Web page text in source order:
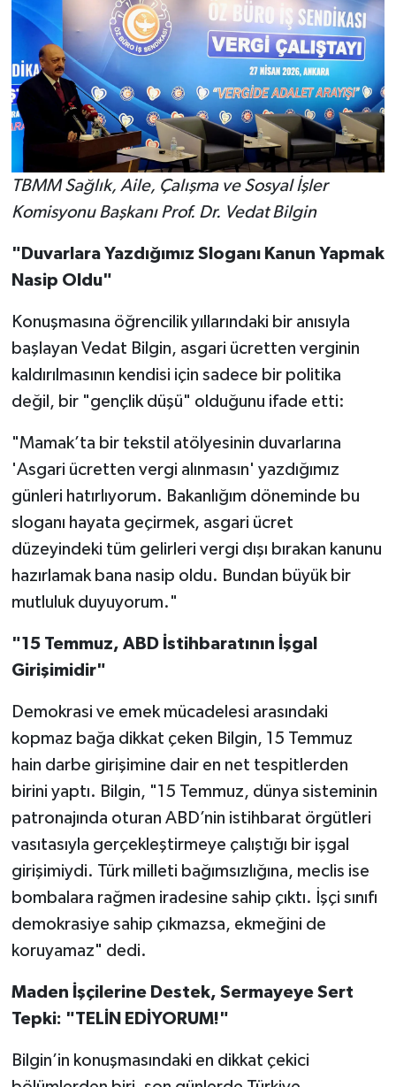
TBMM Sağlık, Aile, Çalışma ve Sosyal İşler
Komisyonu Başkanı Prof. Dr. Vedat Bilgin
"Duvarlara Yazdığımız Sloganı Kanun Yapmak
Nasip Oldu"
Konuşmasına öğrencilik yıllarındaki bir anısıyla
başlayan Vedat Bilgin, asgari ücretten verginin
kaldırılmasının kendisi için sadece bir politika
değil, bir "gençlik düşü" olduğunu ifade etti:
"Mamak’ta bir tekstil atölyesinin duvarlarına
'Asgari ücretten vergi alınmasın' yazdığımız
günleri hatırlıyorum. Bakanlığım döneminde bu
sloganı hayata geçirmek, asgari ücret
düzeyindeki tüm gelirleri vergi dışı bırakan kanunu
hazırlamak bana nasip oldu. Bundan büyük bir
mutluluk duyuyorum."
"15 Temmuz, ABD İstihbaratının İşgal
Girişimidir"
Demokrasi ve emek mücadelesi arasındaki
kopmaz bağa dikkat çeken Bilgin, 15 Temmuz
hain darbe girişimine dair en net tespitlerden
birini yaptı. Bilgin, "15 Temmuz, dünya sisteminin
patronajında oturan ABD’nin istihbarat örgütleri
vasıtasıyla gerçekleştirmeye çalıştığı bir işgal
girişimiydi. Türk milleti bağımsızlığına, meclis ise
bombalara rağmen iradesine sahip çıktı. İşçi sınıfı
demokrasiye sahip çıkmazsa, ekmeğini de
koruyamaz" dedi.
Maden İşçilerine Destek, Sermayeye Sert
Tepki: "TELİN EDİYORUM!"
Bilgin’in konuşmasındaki en dikkat çekici